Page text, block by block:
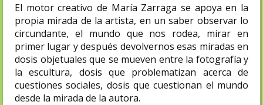
El motor creativo de María Zarraga se apoya en la
propia mirada de la artista, en un saber observar lo
circundante, el mundo que nos rodea, mirar en
primer lugar y después devolvernos esas miradas en
dosis objetuales que se mueven entre la fotografía y
la escultura, dosis que problematizan acerca de
cuestiones sociales, dosis que cuestionan el mundo
desde la mirada de la autora.